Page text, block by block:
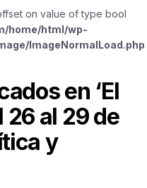
on value of type bool
home/html/wp-
ImageNormalLoad.php
en ‘El
26 al 29 de
y